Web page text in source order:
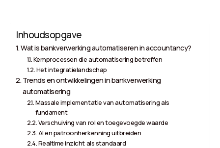
Inhoudsopgave
Wat is bankverwerking automatiseren in accountancy?
Kernprocessen die automatisering betreffen
Het integratielandschap
Trends en ontwikkelingen in bankverwerking
automatisering
Massale implementatie van automatisering als
fundament
Verschuiving van rol en toegevoegde waarde
AI en patroonherkenning uitbreiden
Realtime inzicht als standaard